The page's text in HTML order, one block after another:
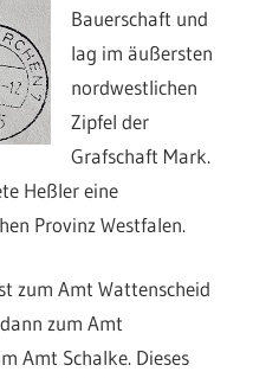
Bauerschaft und
lag im äußersten
nordwestlichen
Zipfel der
Grafschaft Mark.
Heßler eine
Provinz Westfalen.
zum Amt Wattenscheid
zum Amt
Amt Schalke. Dieses